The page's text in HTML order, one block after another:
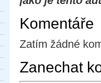
Komentáře
Zatím žádné
Zanechat